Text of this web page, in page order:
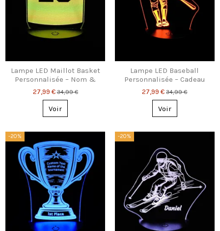
Lampe LED Maillot Basket
Personnalisée – Nom &
Numéro
27,99 €34,99 €
Voir
Lampe LED Baseball
Personnalisée – Cadeau
Joueur/Fan
27,99 €34,99 €
Voir
-20% -20%